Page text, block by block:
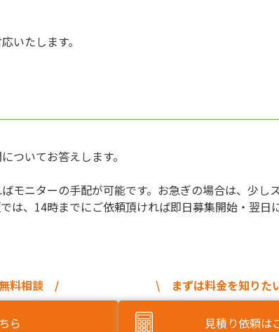
いたします。
ついてお答えします。
モニターの手配が可能です。お急ぎの場合は、少し
は、14時までにご依頼頂ければ即日募集開始・翌日
料相談 /
ら
\ まずは料金を知りた
見積り依頼は